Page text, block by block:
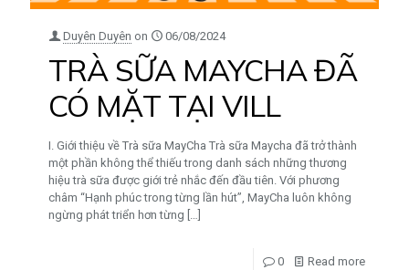
Duyên Duyên on 06/08/2024
TRÀ SỮA MAYCHA ĐÃ
CÓ MẶT TẠI VILL
I. Giới thiệu về Trà sữa MayCha Trà sữa Maycha đã trở thành
một phần không thể thiếu trong danh sách những thương
hiệu trà sữa được giới trẻ nhắc đến đầu tiên. Với phương
châm “Hạnh phúc trong từng lần hút”, MayCha luôn không
ngừng phát triển hơn từng […]
0 Read more